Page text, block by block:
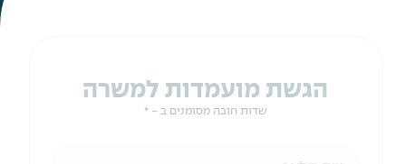
הגשת מועמדות למשרה
שדות חובה מסומנים ב - *